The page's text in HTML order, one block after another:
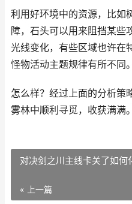
利用好环境中的资源，比如
障，石头可以用来阻挡某些
光线变化，有些区域也许在
怪物活动主题规律有所不同。
怎么样？经过上面的分析策
雾林中顺利寻觅，收获满满。
对决剑之川主线卡关了如何
« 上一篇